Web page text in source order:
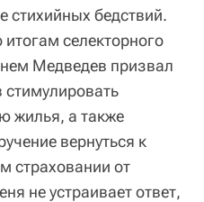
стихийных бедствий.
селекторного
Медведев призвал
стимулировать
жилья, а также
вернуться к
страховании от
не устраивает ответ,